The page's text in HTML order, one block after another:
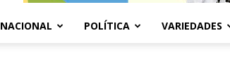
NACIONAL POLÍTICA VARIEDADES